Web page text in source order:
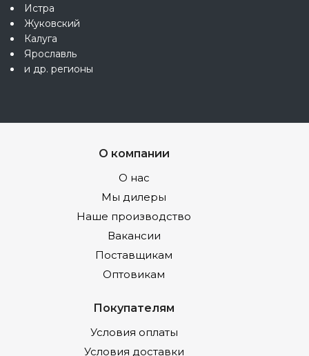
Истра
Жуковский
Калуга
Ярославль
и др. регионы
О компании
О нас
Мы дилеры
Наше производство
Вакансии
Поставщикам
Оптовикам
Покупателям
Условия оплаты
Условия доставки